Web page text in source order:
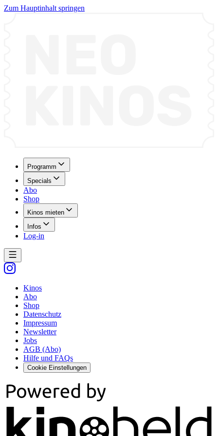
Zum Hauptinhalt springen
Programm
Specials
Abo
Shop
Kinos mieten
Infos
Log-in
Kinos
Abo
Shop
Datenschutz
Impressum
Newsletter
Jobs
AGB (Abo)
Hilfe und FAQs
Cookie Einstellungen